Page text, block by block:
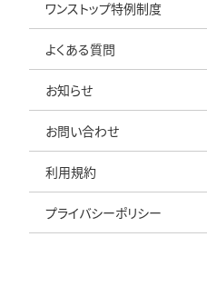
ワンストップ特例制度
よくある質問
お知らせ
お問い合わせ
利用規約
プライバシーポリシー